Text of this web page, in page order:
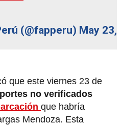
(@fapperu) May 23,
que este viernes 23 de
no verificados
que habría
Mendoza. Esta